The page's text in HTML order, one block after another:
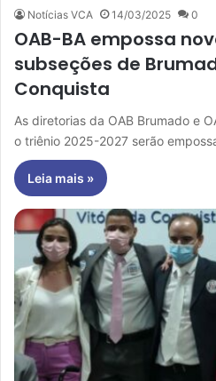
Notícias VCA 14/03/2025 0
OAB-BA empossa
subseções de
Conquista
As diretorias da OAB Brumado e
o triênio 2025-2027 serão
Leia mais »